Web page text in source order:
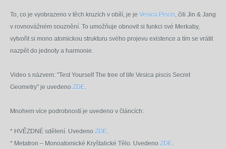
To, co je vyobrazeno v těch kruzích v obílí, je je Vesica Piscis, čili Jin & Jang
v rovnovážném souznění. To umožňuje obnovit si funkci své Merkaby,
vytvořit si mono atomickou strukturu svého projevu existence a tím se vrátit
nazpět do jednoty a harmonie.
Video s názvem: "Test Yourself The tree of life Vesica piscis Secret
Geometry" je uvedeno ZDE.
Mnohem více podrobností je uvedeno v článcích:
* HVĚZDNÉ sdělení. Uvedeno ZDE.
* Metatron – Monoatomické Kryštalické Tělo. Uvedeno ZDE.